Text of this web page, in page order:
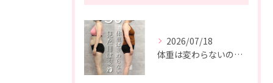
2026/07/18
体重は変わらないのに、見た目は変わった。